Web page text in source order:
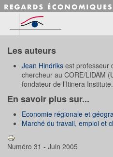
Accéder au contenu principal
Les auteurs
Jean Hindriks est professeur
chercheur au CORE/LIDAM
fondateur de l’Itinera Institute.
En savoir plus sur...
Economie régionale et
Marché du travail, emploi et
Numéro 31 - Juin 2005